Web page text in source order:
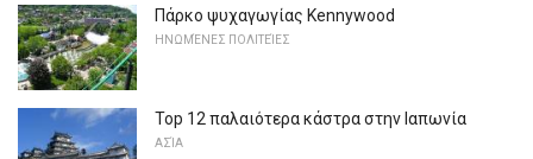
Πάρκο ψυχαγωγίας Kennywood
ΗΝΩΜΈΝΕΣ ΠΟΛΙΤΕΊΕΣ
Top 12 παλαιότερα κάστρα στην Ιαπωνία
ΑΣΊΑ